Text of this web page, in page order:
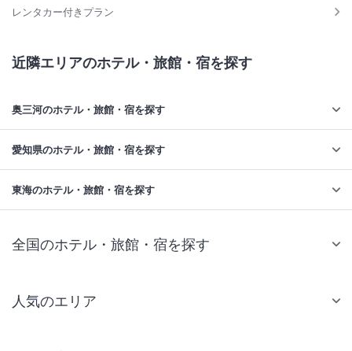
レンタカー付きプラン
近隣エリアのホテル・旅館・宿を探す
奥三河のホテル・旅館・宿を探す
愛知県のホテル・旅館・宿を探す
東海のホテル・旅館・宿を探す
全国のホテル・旅館・宿を探す
人気のエリア